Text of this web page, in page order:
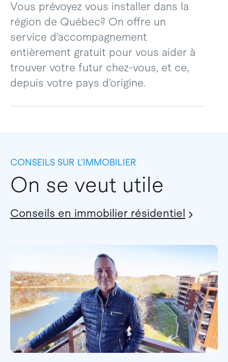
Vous prévoyez vous installer dans la
région de Québec? On offre un
service d’accompagnement
entièrement gratuit pour vous aider à
trouver votre futur chez-vous, et ce,
depuis votre pays d’origine.
CONSEILS SUR L’IMMOBILIER
On se veut utile
Conseils en immobilier résidentiel